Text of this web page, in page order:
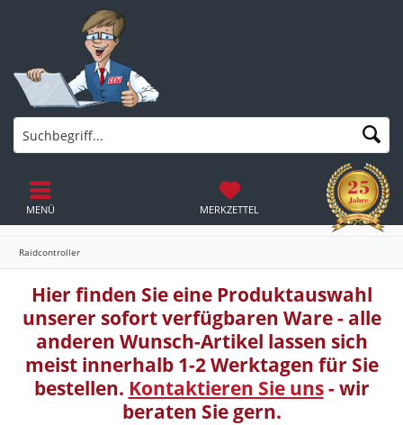
MERKZETTEL
MENÜ
Raidcontroller
Hier finden Sie eine Produktauswahl
unserer sofort verfügbaren Ware - alle
anderen Wunsch-Artikel lassen sich
meist innerhalb 1-2 Werktagen für Sie
bestellen. Kontaktieren Sie uns- wir
beraten Sie gern.